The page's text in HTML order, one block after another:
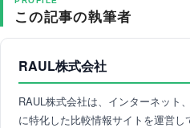
この記事の執筆者
RAUL株式会社
RAUL株式会社は、インターネット
に特化した比較情報サイトを運営し